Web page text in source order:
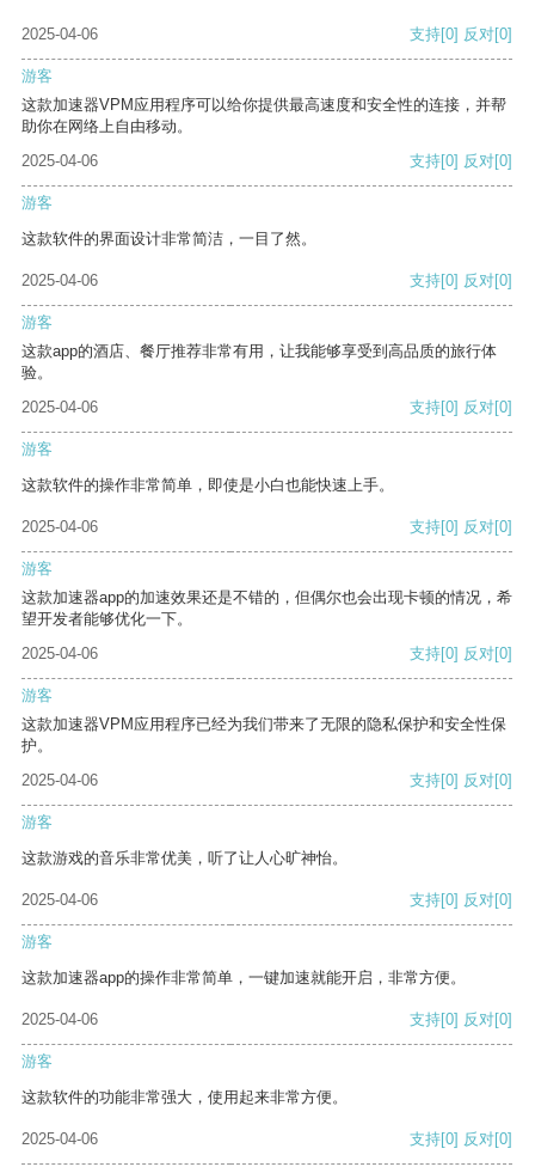
2025-04-06 支持[0] 反对[0]
游客
这款加速器VPM应用程序可以给你提供最高速度和安全性的连接，并帮
助你在网络上自由移动。
2025-04-06
支持[0] 反对[0]
游客
这款软件的界面设计非常简洁，一目了然。
2025-04-06 支持[0] 反对[0]
游客
这款app的酒店、餐厅推荐非常有用，让我能够享受到高品质的旅行体
验。
2025-04-06
支持[0] 反对[0]
游客
这款软件的操作非常简单，即使是小白也能快速上手。
2025-04-06 支持[0] 反对[0]
游客
这款加速器app的加速效果还是不错的，但偶尔也会出现卡顿的情况，希
望开发者能够优化一下。
2025-04-06
支持[0] 反对[0]
游客
这款加速器VPM应用程序已经为我们带来了无限的隐私保护和安全性保
护。
2025-04-06
支持[0] 反对[0]
游客
这款游戏的音乐非常优美，听了让人心旷神怡。
2025-04-06 支持[0] 反对[0]
游客
这款加速器app的操作非常简单，一键加速就能开启，非常方便。
2025-04-06 支持[0] 反对[0]
游客
这款软件的功能非常强大，使用起来非常方便。
2025-04-06 支持[0] 反对[0]